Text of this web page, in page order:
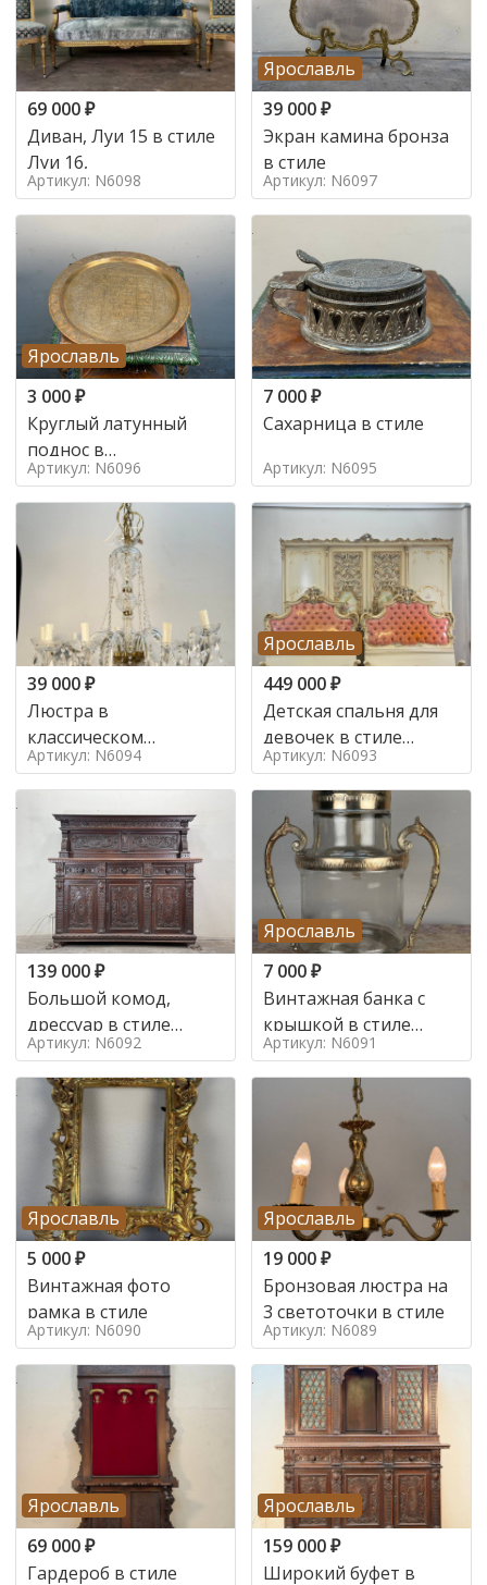
69 000₽
Диван, Луи 15 в стиле
Луи 16,
Артикул: N6098
Ярославль
39 000₽
Экран камина бронза
в стиле
Артикул: N6097
Ярославль
3 000₽
Круглый латунный
поднос в
марокканском стиле в
стиле
Артикул: N6096
7 000₽
Сахарница в стиле
Артикул: N6095
39 000₽
Люстра в
классическом
итальянском стиле на
10 ламп. в стиле
Артикул: N6094
Ярославль
449 000₽
Детская спальня для
девочек в стиле
итальянского барокко
в стиле
Артикул: N6093
139 000₽
Большой комод,
дрессуар в стиле
ренессанс,
Артикул: N6092
Ярославль
7 000₽
Винтажная банка с
крышкой в стиле
Италия,
Артикул: N6091
Ярославль
5 000₽
Винтажная фото
рамка в стиле
Артикул: N6090
Ярославль
19 000₽
Бронзовая люстра на
3 светоточки в стиле
Артикул: N6089
Ярославль
69 000₽
Гардероб в стиле
Ярославль
159 000₽
Широкий буфет в